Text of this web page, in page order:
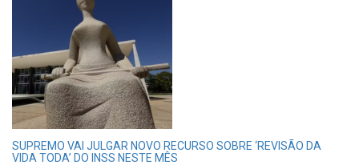
SUPREMO VAI JULGAR NOVO RECURSO SOBRE ‘REVISÃO DA
VIDA TODA’ DO INSS NESTE MÊS